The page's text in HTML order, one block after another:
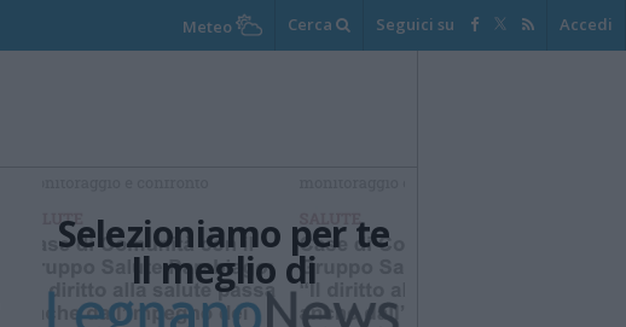
Meteo Cerca Seguici su Accedi
Selezioniamo per te
Il meglio di